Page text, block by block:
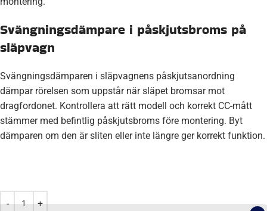
Svängningsdämpare i påskjutsbroms på
släpvagn
Svängningsdämparen i släpvagnens påskjutsanordning
dämpar rörelsen som uppstår när släpet bromsar mot
dragfordonet. Kontrollera att rätt modell och korrekt CC-mått
stämmer med befintlig påskjutsbroms före montering. Byt
dämparen om den är sliten eller inte längre ger korrekt funktion.